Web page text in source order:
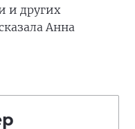
и других
Анна